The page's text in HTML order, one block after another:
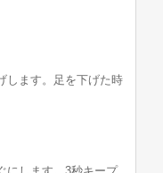
します。足を下げた時